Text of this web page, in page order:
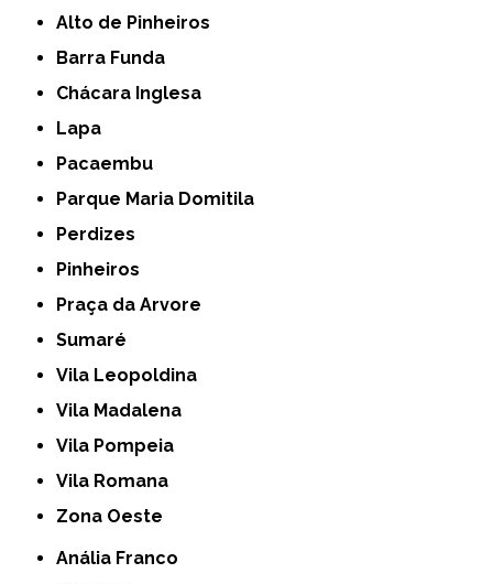
Alto de Pinheiros
Barra Funda
Chácara Inglesa
Lapa
Pacaembu
Parque Maria Domitila
Perdizes
Pinheiros
Praça da Arvore
Sumaré
Vila Leopoldina
Vila Madalena
Vila Pompeia
Vila Romana
Zona Oeste
Anália Franco